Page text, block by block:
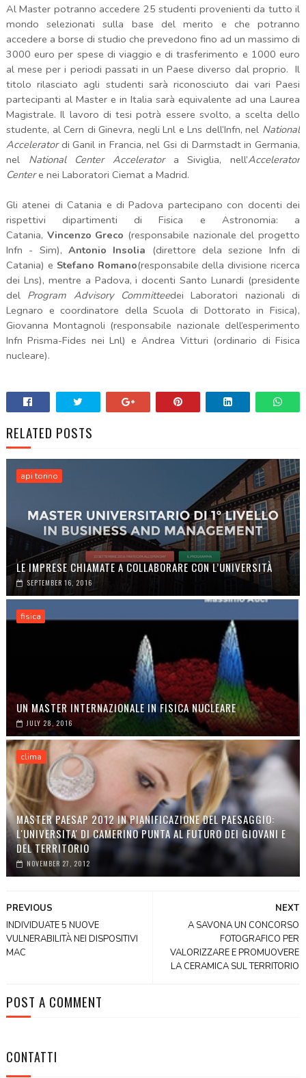
Al Master potranno accedere 25 studenti provenienti da tutto il
mondo selezionati sulla base del merito e che potranno
accedere a borse di studio che prevedono fino ad un massimo di
3000 euro per spese di viaggio e di trasferimento e 1000 euro
al mese per i periodi passati in un Paese diverso dal proprio. Il
titolo rilasciato agli studenti sarà riconosciuto dai vari Paesi
partecipanti al Master e in Italia sarà equivalente ad una Laurea
Magistrale. Il lavoro di tesi potrà essere svolto, a scelta dello
studente, al Cern di Ginevra, negli Lnl e Lns dell’Infn, nel National
Acceleratordi Ganil in Francia, nel Gsi di Darmstadt in Germania,
nel National Center Accelerator a Siviglia, nell’Accelerator
Centere nei Laboratori Ciemat a Madrid.
Gli atenei di Catania e di Padova partecipano con docenti dei
rispettivi dipartimenti di Fisica e Astronomia: a
Catania, Vincenzo Greco (responsabile nazionale del progetto
Infn - Sim), Antonio Insolia (direttore dela sezione Infn di
Catania) e Stefano Romano(responsabile della divisione ricerca
dei Lns), mentre a Padova, i docenti Santo Lunardi (presidente
del Program Advisory Committeedei Laboratori nazionali di
Legnaro e coordinatore della Scuola di Dottorato in Fisica),
Giovanna Montagnoli (responsabile nazionale dell’esperimento
Infn Prisma-Fides nei Lnl) e Andrea Vitturi (ordinario di Fisica
nucleare).
RELATED POSTS
api torino
LE IMPRESE CHIAMATE A COLLABORARE CON L’UNIVERSITÀ
SEPTEMBER 16, 2016
fisica
UN MASTER INTERNAZIONALE IN FISICA NUCLEARE
JULY 28, 2016
clima
MASTER PAESAP 2012 IN PIANIFICAZIONE DEL PAESAGGIO:
L'UNIVERSITA' DI CAMERINO PUNTA AL FUTURO DEI GIOVANI E
DEL TERRITORIO
NOVEMBER 27, 2012
NEXT
A SAVONA UN CONCORSO
FOTOGRAFICO PER
VALORIZZARE E PROMUOVERE
LA CERAMICA SUL TERRITORIO
PREVIOUS
INDIVIDUATE 5 NUOVE
VULNERABILITÀ NEI DISPOSITIVI
MAC
POST A COMMENT
CONTATTI